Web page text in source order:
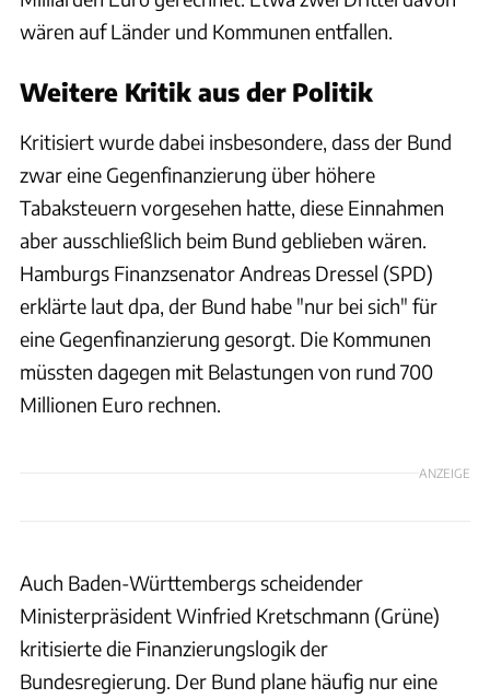
wären auf Länder und Kommunen entfallen.
Weitere Kritik aus der Politik
Kritisiert wurde dabei insbesondere, dass der Bund
zwar eine Gegenfinanzierung über höhere
Tabaksteuern vorgesehen hatte, diese Einnahmen
aber ausschließlich beim Bund geblieben wären.
Hamburgs Finanzsenator Andreas Dressel (SPD)
erklärte laut dpa, der Bund habe "nur bei sich" für
eine Gegenfinanzierung gesorgt. Die Kommunen
müssten dagegen mit Belastungen von rund 700
Millionen Euro rechnen.
ANZEIGE
Auch Baden-Württembergs scheidender
Ministerpräsident Winfried Kretschmann (Grüne)
kritisierte die Finanzierungslogik der
Bundesregierung. Der Bund plane häufig nur eine